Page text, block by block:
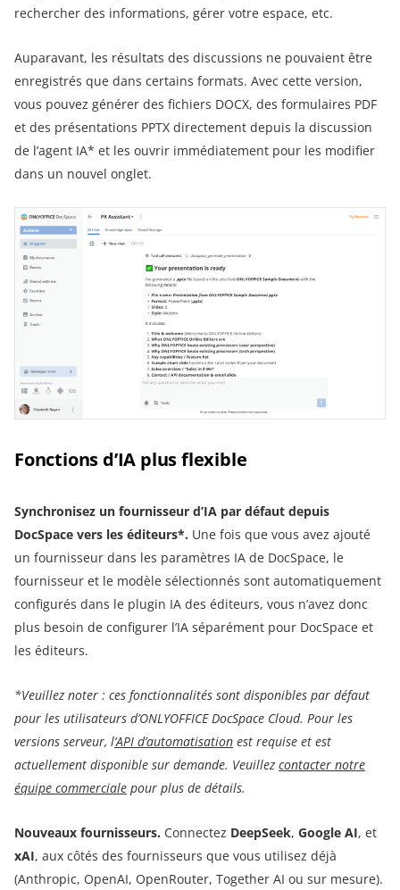
rechercher des informations, gérer votre espace, etc.
Auparavant, les résultats des discussions ne pouvaient être
enregistrés que dans certains formats. Avec cette version,
vous pouvez générer des fichiers DOCX, des formulaires PDF
et des présentations PPTX directement depuis la discussion
de l’agent IA* et les ouvrir immédiatement pour les modifier
dans un nouvel onglet.
Fonctions d’IA plus flexible
Synchronisez un fournisseur d’IA par défaut depuis
DocSpace vers les éditeurs*. Une fois que vous avez ajouté
un fournisseur dans les paramètres IA de DocSpace, le
fournisseur et le modèle sélectionnés sont automatiquement
configurés dans le plugin IA des éditeurs, vous n’avez donc
plus besoin de configurer l’IA séparément pour DocSpace et
les éditeurs.
*Veuillez noter : ces fonctionnalités sont disponibles par défaut
pour les utilisateurs d’ONLYOFFICE DocSpace Cloud. Pour les
versions serveur, l‘API d’automatisation est requise et est
actuellement disponible sur demande. Veuillez contacter notre
équipe commerciale pour plus de détails.
Nouveaux fournisseurs. Connectez DeepSeek, Google AI, et
xAI, aux côtés des fournisseurs que vous utilisez déjà
(Anthropic, OpenAI, OpenRouter, Together AI ou sur mesure).